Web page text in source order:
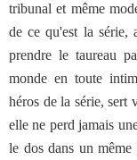
tribunal et même
de ce qu'est la série,
prendre le taureau
monde en toute
héros de la série, sert
elle ne perd jamais
le dos dans un